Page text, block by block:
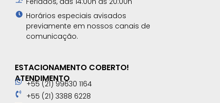
Horários especiais avisados
previamente em nossos canais de
comunicação.​
ESTACIONAMENTO COBERTO!
ATENDIMENTO
+55 (21) 99630 1164
+55 (21) 3388 6228